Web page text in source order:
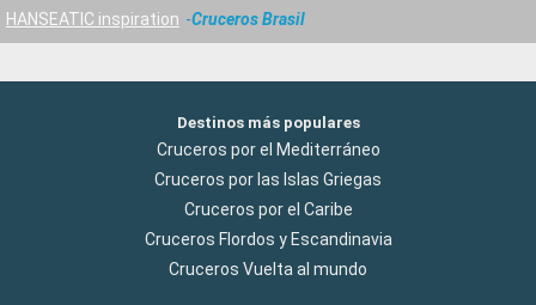
HANSEATIC inspiration
Cruceros Brasil
Destinos más populares
Cruceros por el Mediterráneo
Cruceros por las Islas Griegas
Cruceros por el Caribe
Cruceros Flordos y Escandinavia
Cruceros Vuelta al mundo